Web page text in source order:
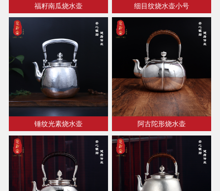
福籽南瓜烧水壶 细目纹烧水壶小号
锤纹光素烧水壶 阿古陀形烧水壶